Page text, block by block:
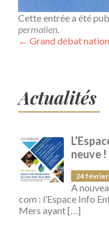
Cette entrée a été
permalien.
← Grand débat
Actualités
neuve !
24
A
com : l’Espace Info
Mers ayant[…]